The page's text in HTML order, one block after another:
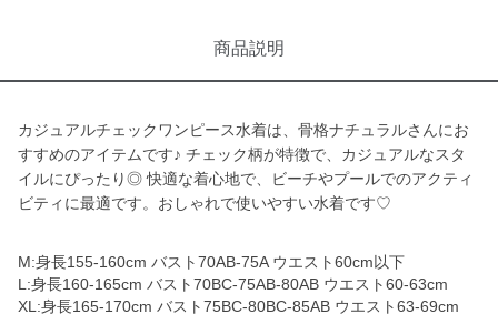
商品説明
カジュアルチェックワンピース水着は、骨格ナチュラルさんにお
すすめのアイテムです♪ チェック柄が特徴で、カジュアルなスタ
イルにぴったり◎ 快適な着心地で、ビーチやプールでのアクティ
ビティに最適です。おしゃれで使いやすい水着です♡
M:身長155-160cm バスト70AB-75A ウエスト60cm以下
L:身長160-165cm バスト70BC-75AB-80AB ウエスト60-63cm
XL:身長165-170cm バスト75BC-80BC-85AB ウエスト63-69cm